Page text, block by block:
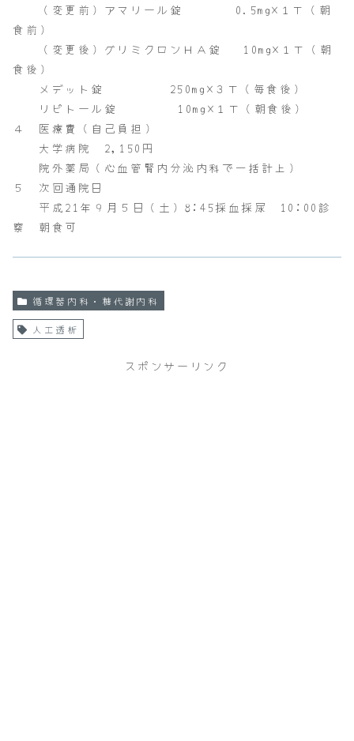
（変更前）アマリール錠 0.5mg×１Ｔ（朝
食前）
（変更後）グリミクロンＨＡ錠 10mg×１Ｔ（朝
食後）
メデット錠 250mg×３Ｔ（毎食後）
リピトール錠 10mg×１Ｔ（朝食後）
４ 医療費（自己負担）
大学病院 2,150円
院外薬局（心血管腎内分泌内科で一括計上）
５ 次回通院日
平成21年９月５日（土）8:45採血採尿 10:00診
察 朝食可
循環器内科・糖代謝内科
人工透析
スポンサーリンク